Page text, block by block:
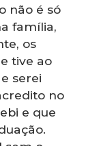
não é só
família,
os
tive ao
serei
no
e que